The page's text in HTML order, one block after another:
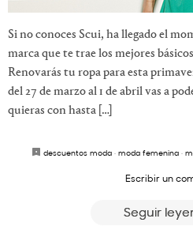
Si no conoces Scui, ha llegado el
marca que te trae los mejores
Renovarás tu ropa para esta
del 27 de marzo al 1 de abril vas a
quieras con hasta […]
descuentos moda· moda femenina·
Escribir un
Seguir